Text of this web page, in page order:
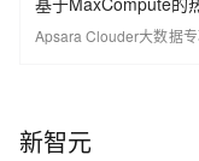
Apsara Clouder大数据
新智元